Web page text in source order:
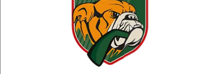
RELATEREDE PRODUKTER